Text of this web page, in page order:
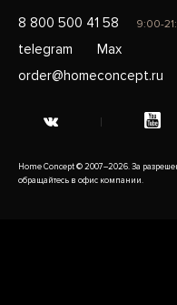
8 800 500 41 58 9:00-
telegram
Max
order@homeconcept.ru
Home Concept © 2007–2026. За
обращайтесь в офис компании.